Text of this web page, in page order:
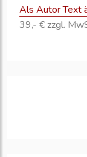
Als Autor Text
39,- € zzgl.